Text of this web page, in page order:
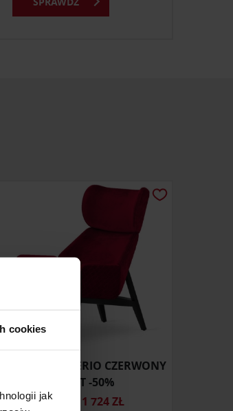
cookies
jak
FOTEL USZAK SERIO CZERWONY
VELVET -50%
3 449 ZŁ
1 724 ZŁ